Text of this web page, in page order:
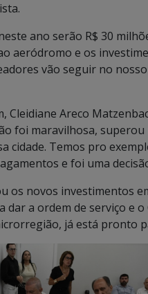
ano serão R$ 30
aeródromo e os
vão seguir no
Cleidiane Areco
foi maravilhosa,
cidade. Temos pro
e foi uma
os novos investimentos
dar a ordem de serviço e
já está pronto